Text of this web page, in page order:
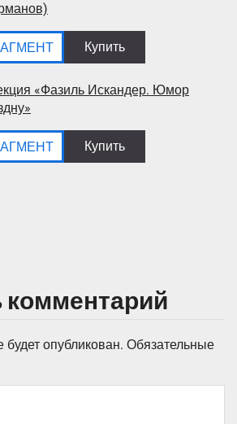
«Фазиль Искандер. Юмор
комментарий
опубликован. Обязательные